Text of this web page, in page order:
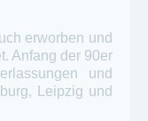
erworben und
Anfang der 90er
und
Leipzig und